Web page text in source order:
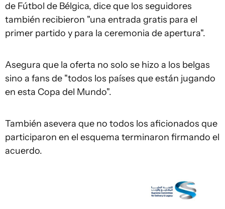
de Fútbol de Bélgica, dice que los seguidores
también recibieron "una entrada gratis para el
primer partido y para la ceremonia de apertura".
Asegura que la oferta no solo se hizo a los belgas
sino a fans de "todos los países que están jugando
en esta Copa del Mundo".
También asevera que no todos los aficionados que
participaron en el esquema terminaron firmando el
acuerdo.